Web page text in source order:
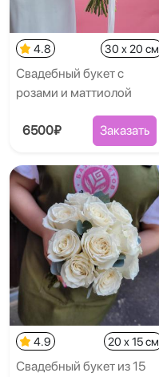
4.8 30 x 20 см
Свадебный букет с
розами и маттиолой
6500₽ Заказать
4.9 20 x 15 см
Свадебный букет из 15